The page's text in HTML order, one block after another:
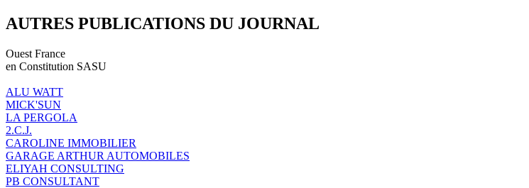
AUTRES PUBLICATIONS DU JOURNAL
Ouest France
en Constitution SASU
ALU WATT
MICK'SUN
LA PERGOLA
2.C.J.
CAROLINE IMMOBILIER
GARAGE ARTHUR AUTOMOBILES
ELIYAH CONSULTING
PB CONSULTANT